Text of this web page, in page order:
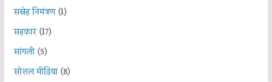
सस्नेह निमंत्रण(1)
सहकार(17)
सांगली(5)
सोशल मीडिया(8)